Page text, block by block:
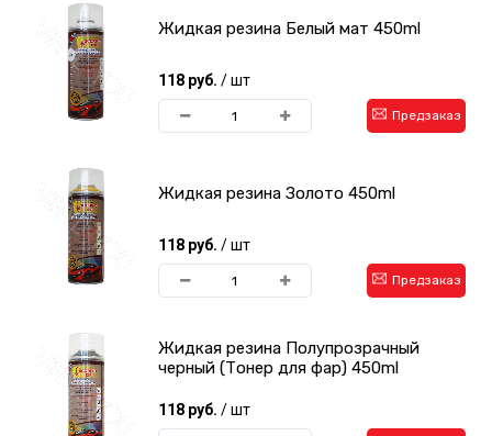
Жидкая резина Белый мат 450ml
118 руб. / шт
Предзаказ
Жидкая резина Золото 450ml
118 руб. / шт
Предзаказ
Жидкая резина Полупрозрачный
черный (Тонер для фар) 450ml
118 руб. / шт